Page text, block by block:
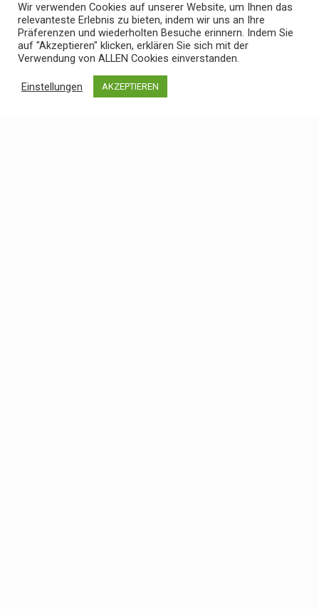
Wir verwenden Cookies auf unserer Website, um Ihnen das
relevanteste Erlebnis zu bieten, indem wir uns an Ihre
Präferenzen und wiederholten Besuche erinnern. Indem Sie
auf "Akzeptieren" klicken, erklären Sie sich mit der
Verwendung von ALLEN Cookies einverstanden.
Einstellungen AKZEPTIEREN